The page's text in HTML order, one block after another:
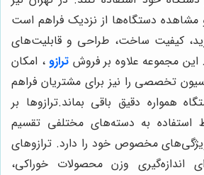
دستگاه‌ها از نزدیک فراهم است
کیفیت ساخت، طراحی و قابلیت‌های
این مجموعه علاوه بر فروش ترازو ، امکان
تخصصی را نیز برای مشتریان فراهم
همواره دقیق باقی بماند.ترازوها بر
استفاده به دسته‌های مختلفی تقسیم
مخصوص خود را دارد. ترازوهای
اندازه‌گیری وزن محصولات خوراکی،